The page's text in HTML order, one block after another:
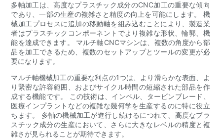
多軸加工は、高度なプラスチック成分のCNC加工の重要な傾向
であり、一部の生産の複雑さと精度の向上を可能にします。 機
械加工プロセスに追加の移動軸を組み込むことにより、製造業
者はプラスチックコンポーネントでより複雑な形状、輪郭、機
能を達成できます。 マルチ軸CNCマシンは、複数の角度から部
品を加工できるため、複数のセットアップとツールの変更が必
要になります。
マルチ軸機械加工の重要な利点の1つは、より滑らかな表面、よ
り緊密な許容範囲、およびサイクル時間の短縮された部品を作
成する機能です。 この技術は、インペル、タービンブレード、
医療インプラントなどの複雑な幾何学を生産するのに特に役立
ちます。 多軸の機械加工が進行し続けるにつれて、高度なプラ
スチック成分の生産において、さらに大きなレベルの精度と複
雑さが見られることが期待できます。